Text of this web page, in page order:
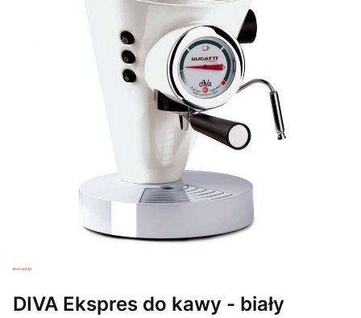
DIVA Ekspres do kawy - biały